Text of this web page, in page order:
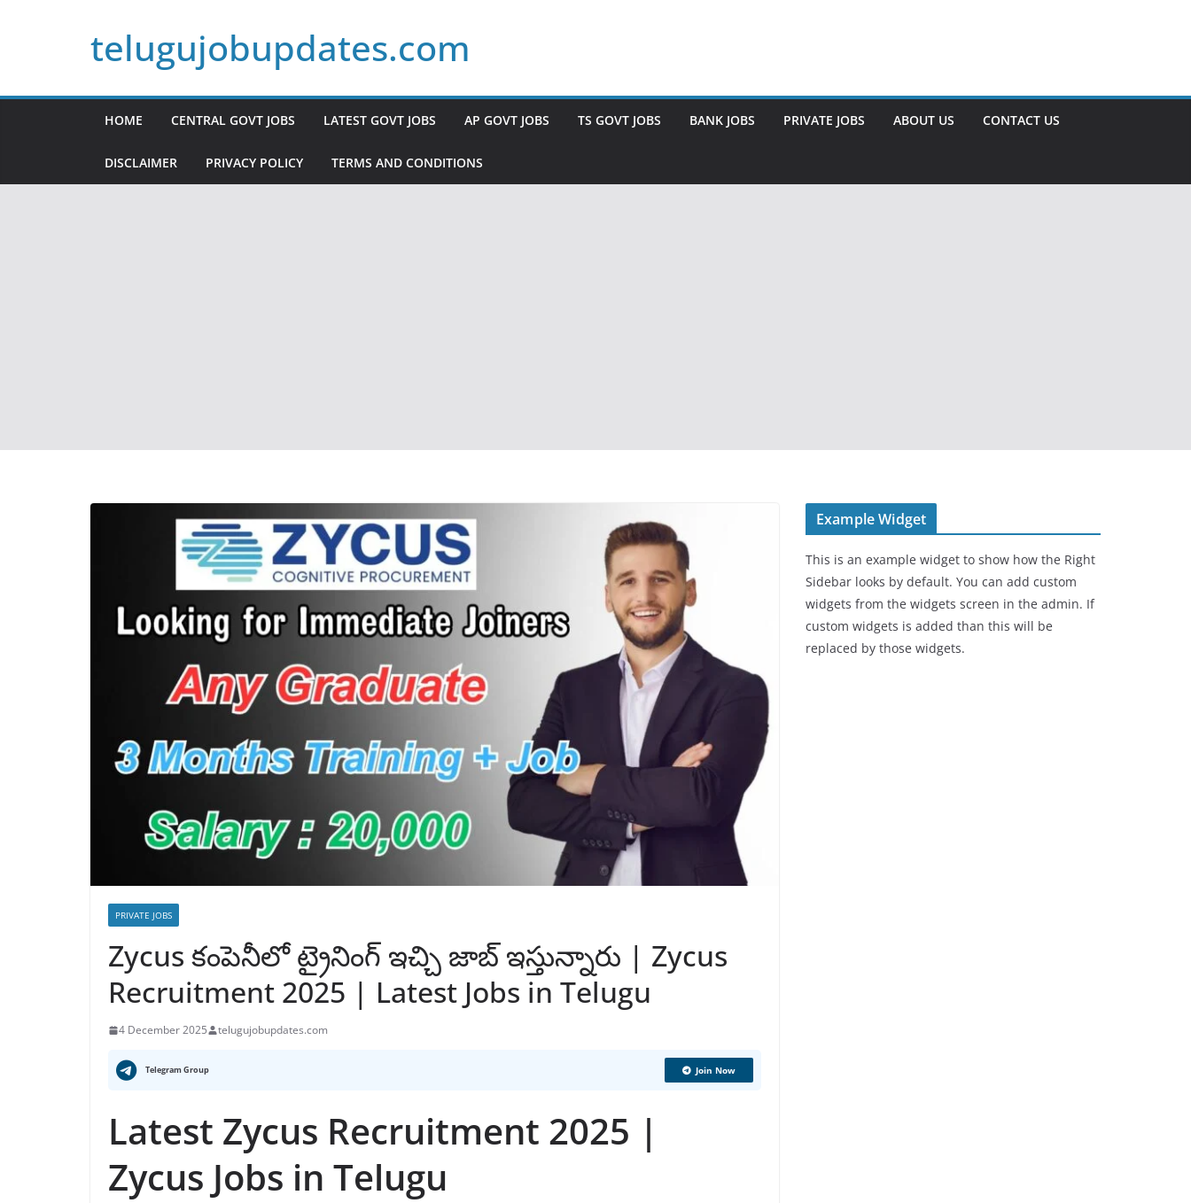
telugujobupdates.com
HOME CENTRAL GOVT JOBS LATEST GOVT JOBS AP GOVT JOBS TS GOVT JOBS BANK JOBS PRIVATE JOBS ABOUT US CONTACT US
DISCLAIMER PRIVACY POLICY TERMS AND CONDITIONS
PRIVATE JOBS
Zycus కంపెనీలో ట్రైనింగ్ ఇచ్చి జాబ్ ఇస్తున్నారు | Zycus
Recruitment 2025 | Latest Jobs in Telugu
4 December 2025 telugujobupdates.com
Telegram Group Join Now
Latest Zycus Recruitment 2025 |
Zycus Jobs in Telugu
Example Widget
This is an example widget to show how the Right
Sidebar looks by default. You can add custom
widgets from the widgets screen in the admin. If
custom widgets is added than this will be
replaced by those widgets.